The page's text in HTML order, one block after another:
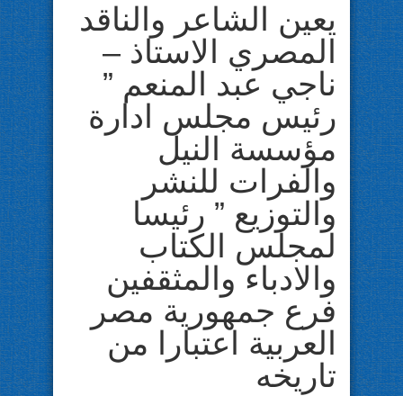
يعين الشاعر والناقد
المصري الاستاذ –
ناجي عبد المنعم ”
رئيس مجلس ادارة
مؤسسة النيل
والفرات للنشر
والتوزيع ” رئيسا
لمجلس الكتاب
والادباء والمثقفين
فرع جمهورية مصر
العربية اعتبارا من
تاريخه